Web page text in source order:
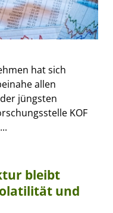
hat sich
allen
jüngsten
KOF
bleibt
und